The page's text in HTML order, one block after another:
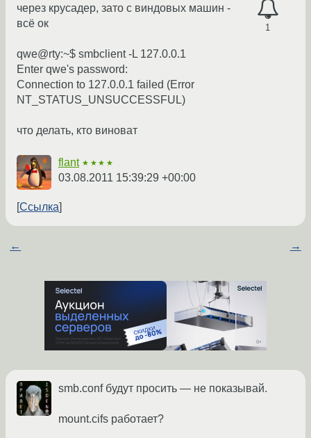
1
через крусадер, зато с виндовых машин -
всё ок
qwe@rty:~$ smbclient -L 127.0.0.1
Enter qwe's password:
Connection to 127.0.0.1 failed (Error
NT_STATUS_UNSUCCESSFUL)
что делать, кто виноват
flant ★★★★
03.08.2011 15:39:29 +00:00
Ссылка
← →
smb.conf будут просить — не показывай.
mount.cifs работает?